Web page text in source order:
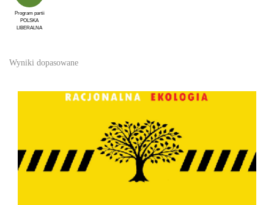
Program partii
POLSKA
LIBERALNA
Wyniki dopasowane